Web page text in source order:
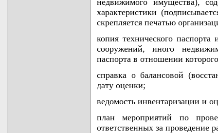
характеристики
скрепляется печатью
копия технического
сооружений, иного
паспорта в отношении
справка о балансовой
дату оценки;
ведомость инвентаризации и
план мероприятий по
ответственных за проведение